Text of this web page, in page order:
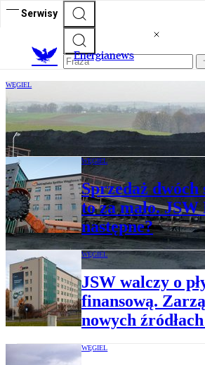
Serwisy
Energianews
WĘGIEL
Wojna na Bliskim
szansę dla węgla
WĘGIEL
Sprzedaż dwóch
to za mało.
następne?
WĘGIEL
JSW walczy o
finansową.
nowych
WĘGIEL